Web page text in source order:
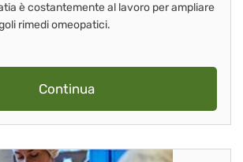
è costantemente al lavoro per ampliare
rimedi omeopatici.
Continua